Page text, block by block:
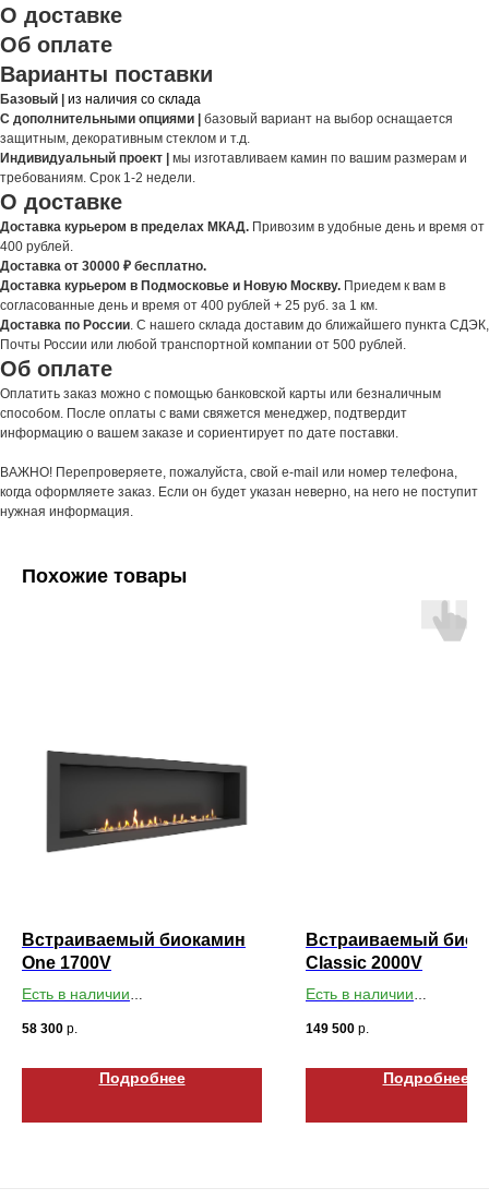
О доставке
Об оплате
Варианты поставки
Базовый | из наличия со склада
С дополнительными опциями | базовый вариант на выбор оснащается
защитным, декоративным стеклом и т.д.
Индивидуальный проект | мы изготавливаем камин по вашим размерам и
требованиям. Срок 1-2 недели.
О доставке
Доставка курьером в пределах МКАД. Привозим в удобные день и время от
400 рублей.
Доставка от 30000 ₽ бесплатно.
Доставка курьером в Подмосковье и Новую Москву. Приедем к вам в
согласованные день и время от 400 рублей + 25 руб. за 1 км.
Доставка по России. С нашего склада доставим до ближайшего пункта СДЭК,
Почты России или любой транспортной компании от 500 рублей.
Об оплате
Оплатить заказ можно с помощью банковской карты или безналичным
способом. После оплаты с вами свяжется менеджер, подтвердит
информацию о вашем заказе и сориентирует по дате поставки.
ВАЖНО! Перепроверяете, пожалуйста, свой e-mail или номер телефона,
когда оформляете заказ. Если он будет указан неверно, на него не поступит
нужная информация.
Похожие товары
Встраиваемый биокамин
One 1700V
Есть в наличии
58 300 р.
Подробнее
Встраиваемый
Classic 2000V
Есть в наличии
149 500 р.
Подробнее